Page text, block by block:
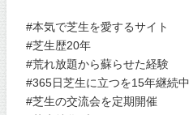
#本気で芝生を愛するサイト
#芝生歴20年
#荒れ放題から蘇らせた経験
#365日芝生に立つを15年継続中
#芝生の交流会を定期開催